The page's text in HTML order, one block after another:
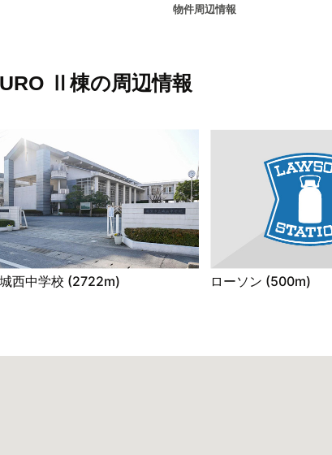
物件周辺情報
Ⅱ棟の周辺情報
城西中学校 (2722m) ローソン (500m)